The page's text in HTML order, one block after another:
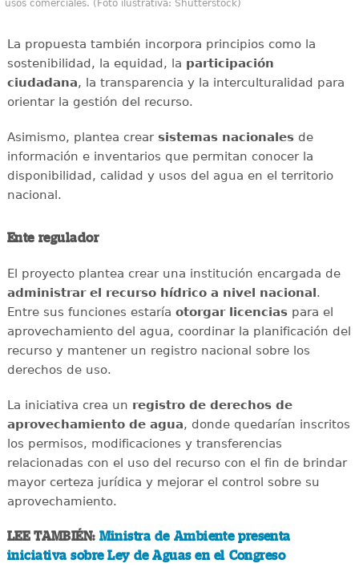
usos comerciales. (Foto ilustrativa: Shutterstock)
La propuesta también incorpora principios como la
sostenibilidad, la equidad, la participación
ciudadana, la transparencia y la interculturalidad para
orientar la gestión del recurso.
Asimismo, plantea crear sistemas nacionalesde
información e inventarios que permitan conocer la
disponibilidad, calidad y usos del agua en el territorio
nacional.
Ente regulador
El proyecto plantea crear una institución encargada de
administrar el recurso hídrico a nivel nacional.
Entre sus funciones estaría otorgar licenciaspara el
aprovechamiento del agua, coordinar la planificación del
recurso y mantener un registro nacional sobre los
derechos de uso.
La iniciativa crea un registro de derechos de
aprovechamiento de agua, donde quedarían inscritos
los permisos, modificaciones y transferencias
relacionadas con el uso del recurso con el fin de brindar
mayor certeza jurídica y mejorar el control sobre su
aprovechamiento.
LEE TAMBIÉN: Ministra de Ambiente presenta
iniciativa sobre Ley de Aguas en el Congreso